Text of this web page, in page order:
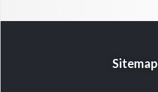
Sitemap